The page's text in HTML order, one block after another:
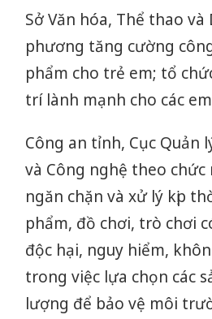
Sở Văn hóa, Thể thao và
phương tăng cường
phẩm cho trẻ em; tổ
trí lành mạnh cho các
Công an tỉnh, Cục Quản
và Công nghệ theo
ngăn chặn và xử lý kịp
phẩm, đồ chơi, trò chơi
độc hại, nguy hiểm,
trong việc lựa chọn các
lượng để bảo vệ môi